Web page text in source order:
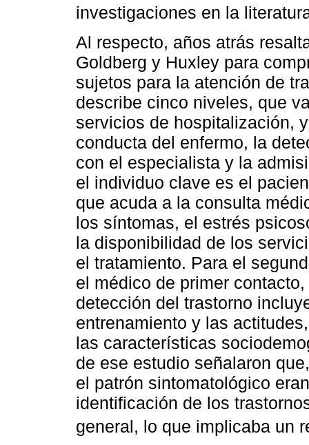
investigaciones en la
Al respecto, años atrás
Goldberg y Huxley para
sujetos para la atención de
describe cinco niveles, que
servicios de hospitalización,
conducta del enfermo, la
con el especialista y la
el individuo clave es el
que acuda a la consulta
los síntomas, el estrés
la disponibilidad de los
el tratamiento. Para el
el médico de primer
detección del trastorno
entrenamiento y las
las características
de ese estudio señalaron
el patrón sintomatológico
identificación de los
general, lo que implicaba un